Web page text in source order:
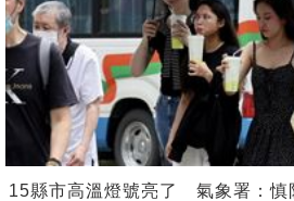
15縣市高溫燈號亮了 氣象署：慎